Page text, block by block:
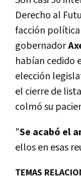
Derecho al
facción
gobernador
habían cedido
elección
el cierre de
colmó su
"Se acabó el
ellos en esas
TEMAS